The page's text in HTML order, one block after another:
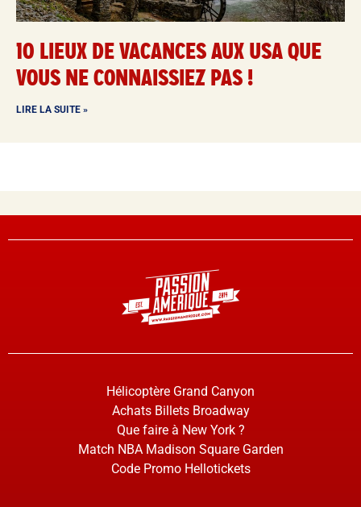
10 LIEUX DE VACANCES AUX USA QUE
VOUS NE CONNAISSIEZ PAS !
LIRE LA SUITE »
Hélicoptère Grand Canyon
Achats Billets Broadway
Que faire à New York ?
Match NBA Madison Square Garden
Code Promo Hellotickets